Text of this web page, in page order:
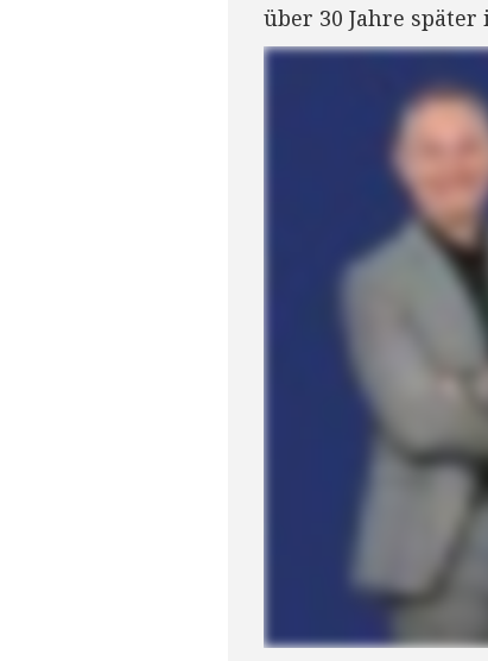
über 30 Jahre